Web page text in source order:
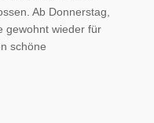
Ab Donnerstag,
gewohnt wieder für
schöne